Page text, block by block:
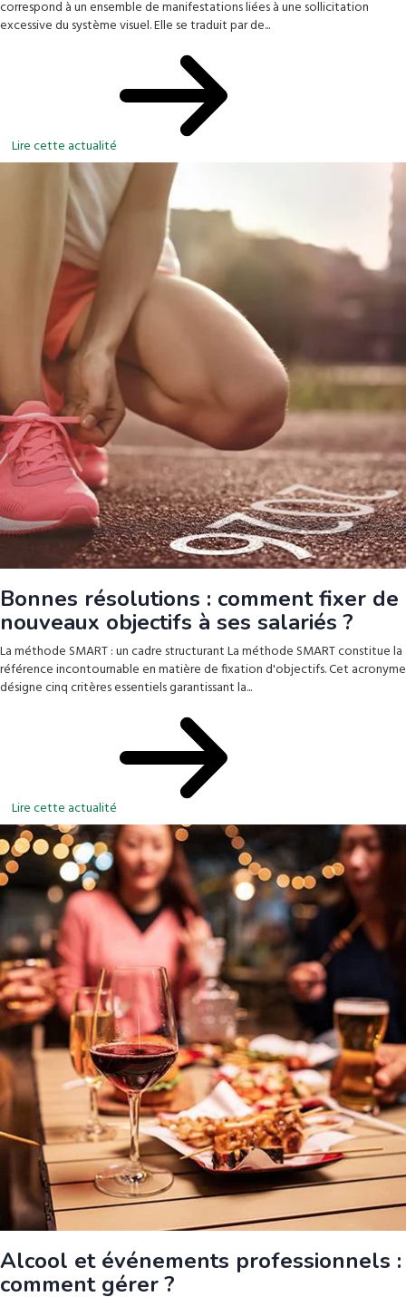
correspond à un ensemble de manifestations liées à une sollicitation
excessive du système visuel. Elle se traduit par de...
Lire cette actualité
Bonnes résolutions : comment fixer de
nouveaux objectifs à ses salariés ?
La méthode SMART : un cadre structurant La méthode SMART constitue la
référence incontournable en matière de fixation d'objectifs. Cet acronyme
désigne cinq critères essentiels garantissant la...
Lire cette actualité
Alcool et événements professionnels :
comment gérer ?